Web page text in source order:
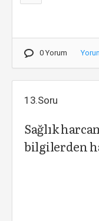
0 Yorum
13.Soru
Sağlık
bilgilerden